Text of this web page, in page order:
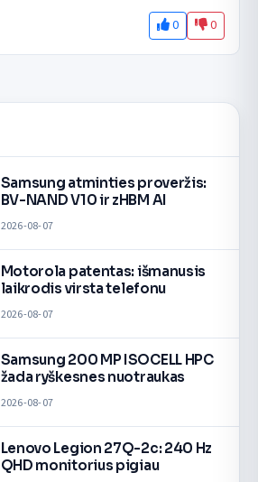
0 0
Samsung atminties proveržis:
BV-NAND V10 ir zHBM AI
2026-08-07
Motorola patentas: išmanusis
laikrodis virsta telefonu
2026-08-07
Samsung 200 MP ISOCELL HPC
žada ryškesnes nuotraukas
2026-08-07
Lenovo Legion 27Q-2c: 240 Hz
QHD monitorius pigiau